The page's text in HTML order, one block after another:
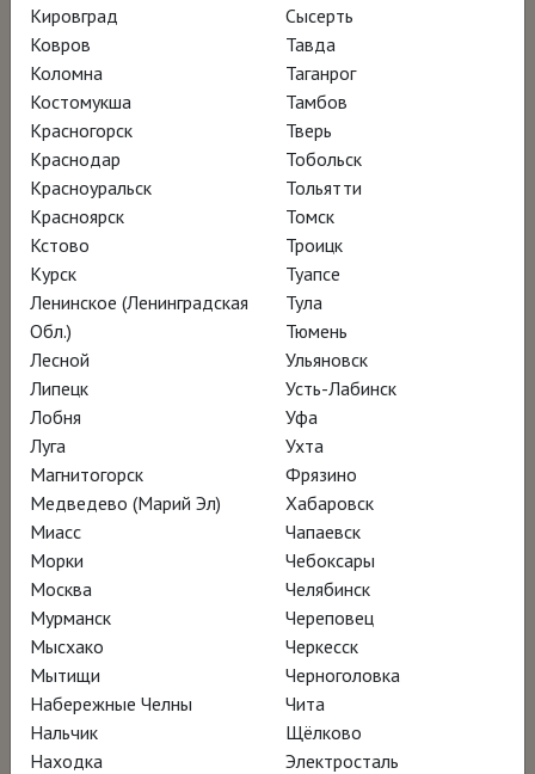
2018, Великобритания, 90 мин.
документальный
Язык: английский
Перевод: русский закадровый перевод
Кировград
Ковров
Коломна
Костомукша
Красногорск
Краснодар
Красноуральск
Красноярск
Кстово
Курск
Ленинское (Ленинградская
Обл.)
Лесной
Липецк
Лобня
Луга
Магнитогорск
Медведево (Марий Эл)
Миасс
Морки
Москва
Мурманск
Мысхако
Мытищи
Набережные Челны
Нальчик
Находка
Сысерть
Тавда
Таганрог
Тамбов
Тверь
Тобольск
Тольятти
Томск
Троицк
Туапсе
Тула
Тюмень
Ульяновск
Усть-Лабинск
Уфа
Ухта
Фрязино
Хабаровск
Чапаевск
Чебоксары
Челябинск
Череповец
Черкесск
Черноголовка
Чита
Щёлково
Электросталь